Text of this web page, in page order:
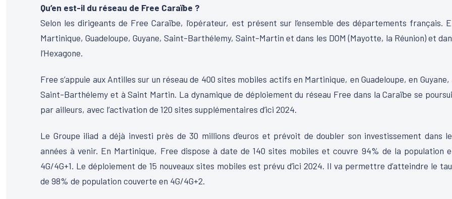
Qu’en est-il du réseau de Free Caraïbe ?
Selon les dirigeants de Free Caraïbe, l’opérateur, est présent sur l’ensemble des départements français.
Martinique, Guadeloupe, Guyane, Saint-Barthélemy, Saint-Martin et dans les DOM (Mayotte, la Réunion) et
l’Hexagone.
Free s’appuie aux Antilles sur un réseau de 400 sites mobiles actifs en Martinique, en Guadeloupe, en Guyane,
Saint-Barthélemy et à Saint Martin. La dynamique de déploiement du réseau Free dans la Caraïbe se
par ailleurs, avec l’activation de 120 sites supplémentaires d’ici 2024.
Le Groupe iliad a déjà investi près de 30 millions d’euros et prévoit de doubler son investissement dans
années à venir. En Martinique, Free dispose à date de 140 sites mobiles et couvre 94% de la population
4G/4G+1. Le déploiement de 15 nouveaux sites mobiles est prévu d’ici 2024. Il va permettre d’atteindre le
de 98% de population couverte en 4G/4G+2.